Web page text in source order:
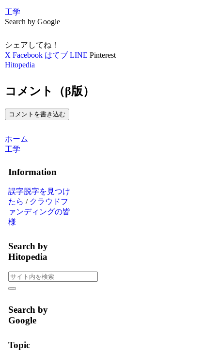
工学
Search by Google
シェアしてね！
X Facebook はてブ LINE Pinterest
Hitopedia
コメント（β版）
コメントを書き込む
ホーム
工学
Information
誤字脱字を見つけ
たら / クラウドフ
ァンディングの皆
様
Search by
Hitopedia
Search by
Google
Topic